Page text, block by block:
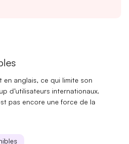
anglais, ce qui limite son
d’utilisateurs internationaux.
pas encore une force de la